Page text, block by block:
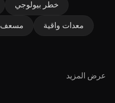
خطر بيولوجي
مسعف معدات واقية
عرض المزيد